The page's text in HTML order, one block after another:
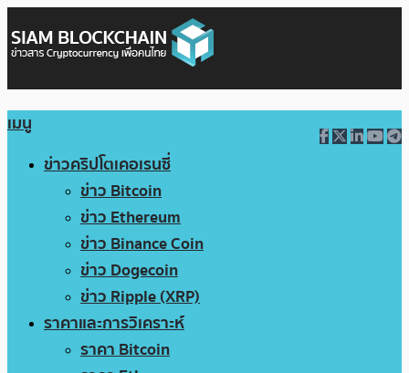
เมนู
ข่าวคริปโตเคอเรนซี่
ข่าว Bitcoin
ข่าว Ethereum
ข่าว Binance Coin
ข่าว Dogecoin
ข่าว Ripple (XRP)
ราคาและการวิเคราะห์
ราคา Bitcoin